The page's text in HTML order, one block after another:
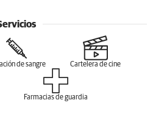
de sangre Cartelera de cine
Farmacias de guardia